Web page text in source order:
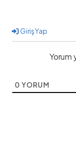
Giriş Yap
Yorum
0 YORUM